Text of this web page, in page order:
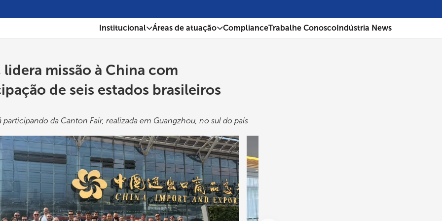
Institucional Áreas de atuação ComplianceTrabalhe Conosco Indústria News
lidera missão à China com
de seis estados brasileiros
participando da Canton Fair, realizada em Guangzhou, no sul do país